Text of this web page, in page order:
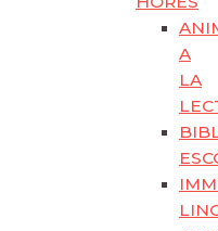
A
LA